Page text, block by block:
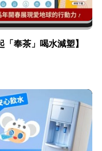
「奉茶」喝水減塑】